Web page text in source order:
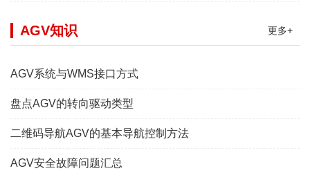
更多+
AGV知识
AGV系统与WMS接口方式
盘点AGV的转向驱动类型
二维码导航AGV的基本导航控制方法
AGV安全故障问题汇总